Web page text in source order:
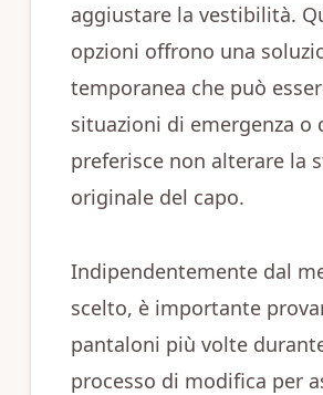
aggiustare la vestibilità.
opzioni offrono una
temporanea che può
situazioni di emergenza o
preferisce non alterare la
originale del capo.
Indipendentemente dal
scelto, è importante
pantaloni più volte
processo di modifica per